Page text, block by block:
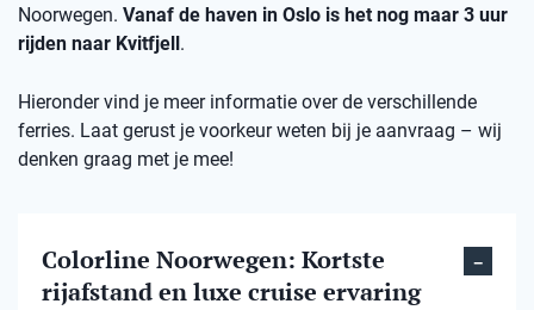
Noorwegen. Vanaf de haven in Oslo is het nog maar 3 uur
rijden naar Kvitfjell.
Hieronder vind je meer informatie over de verschillende
ferries. Laat gerust je voorkeur weten bij je aanvraag – wij
denken graag met je mee!
Colorline Noorwegen: Kortste
rijafstand en luxe cruise ervaring